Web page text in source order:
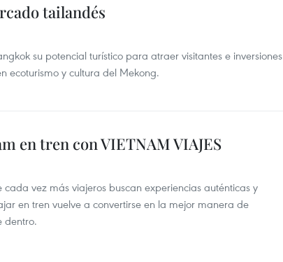
tailandés
su potencial turístico para atraer visitantes e inversiones
ecoturismo y cultura del Mekong.
en tren con VIETNAM VIAJES
vez más viajeros buscan experiencias auténticas y
en tren vuelve a convertirse en la mejor manera de
dentro.